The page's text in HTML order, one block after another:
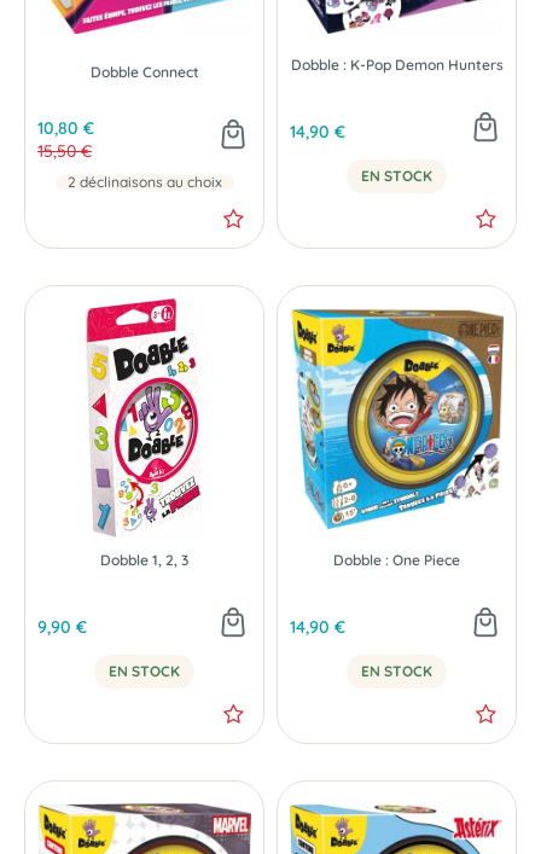
- 4.70 €
Dobble Connect
10,80 €
15,50 €
2 déclinaisons au choix
NOUVEAU
Dobble : K-Pop Demon Hunters
14,90 €
EN STOCK
Dobble 1, 2, 3
9,90 €
EN STOCK
Dobble : One Piece
14,90 €
EN STOCK